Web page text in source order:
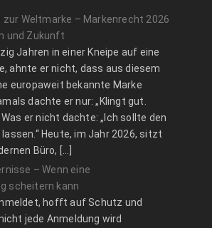
Weltmarke – Markenrecht 2026
und Zukunft
Jahren in einer Kneipe auf eine
ahnte er nicht, dass aus diesem
europaweit bekannte Marke
dachte er nur: „Klingt gut.
Was er nicht dachte: „Ich sollte den
Heute, im Jahr 2026, sitzt
Büro, […]
– Wenn eine
scheitern kann
hofft auf Schutz und
jede Anmeldung wird